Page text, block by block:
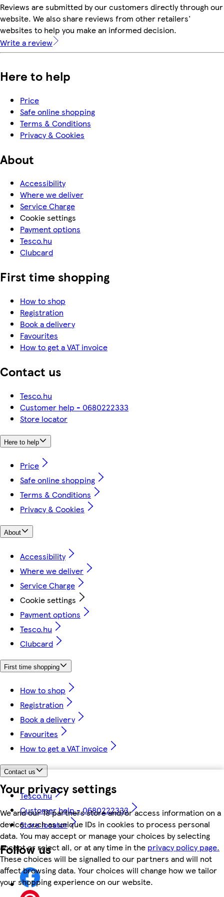
Your privacy settings
We and our 18 partners store and/or access information on a
device, such as unique IDs in cookies to process personal
data. You may accept or manage your choices by selecting
accept or reject all, or at any time in the privacy policy page.
These choices will be signalled to our partners and will not
affect browsing data. Your choices will change how we tailor
your shopping experience on our website.
Reviews are submitted by our customers directly through our
website. We also share reviews from other retailers'
websites to help you make an informed decision.
Write a review
Here to help
Price
Safe online shopping
Terms & Conditions
Privacy & Cookies
About
Accessibility
Where we deliver
Service Charge
Cookie settings
Payment options
Tesco.hu
Clubcard
First time shopping
How to shop
Registration
Book a delivery
Favourites
How to get a VAT invoice
Contact us
Tesco.hu
Customer help - 0680222333
Store locator
Here to help
Price
Safe online shopping
Terms & Conditions
Privacy & Cookies
About
Accessibility
Where we deliver
Service Charge
Cookie settings
Payment options
Tesco.hu
Clubcard
First time shopping
How to shop
Registration
Book a delivery
Favourites
How to get a VAT invoice
Contact us
Tesco.hu
Customer help - 0680222333
Store locator
Follow us